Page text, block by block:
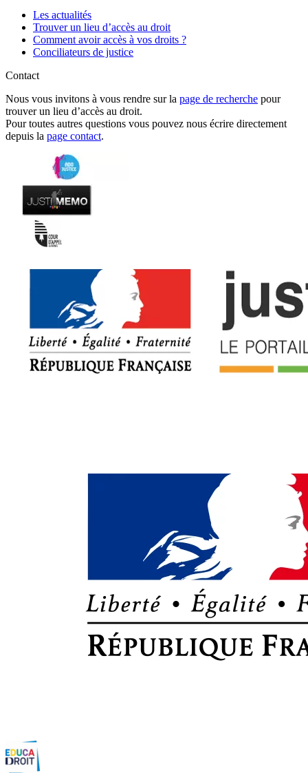
Les actualités
Trouver un lieu d’accès au droit
Comment avoir accès à vos droits ?
Conciliateurs de justice
Contact
Nous vous invitons à vous rendre sur la page de recherche pour
trouver un lieu d’accès au droit.
Pour toutes autres questions vous pouvez nous écrire directement
depuis la page contact.